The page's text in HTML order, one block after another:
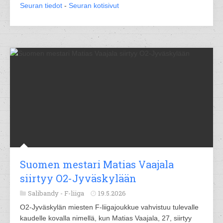
Seuran tiedot - Seuran kotisivut
Suomen mestari Matias Vaajala
siirtyy O2-Jyväskylään
Salibandy - F-liiga 19.5.2026
O2-Jyväskylän miesten F-liigajoukkue vahvistuu tulevalle
kaudelle kovalla nimellä, kun Matias Vaajala, 27, siirtyy